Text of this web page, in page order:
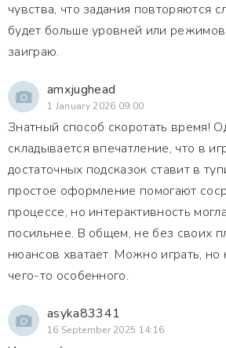
чувства, что задания повторяются
будет больше уровней или
заиграю.
amxjughead
1 January 2026 09:00
Знатный способ скоротать время!
складывается впечатление, что в
достаточных подсказок ставит в
простое оформление помогают
процессе, но интерактивность
посильнее. В общем, не без своих
нюансов хватает. Можно играть, но
чего-то особенного.
asyka83341
16 September 2025 14:16